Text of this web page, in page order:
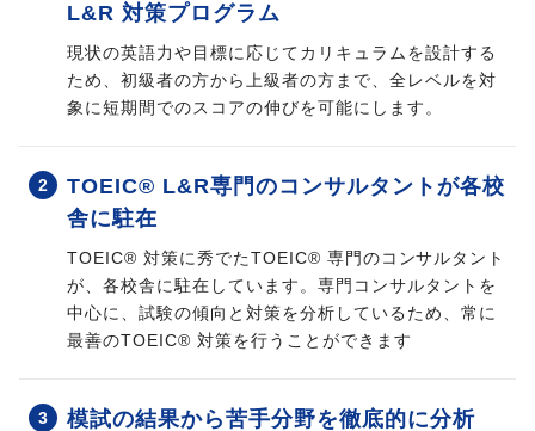
L&R 対策プログラム
現状の英語力や目標に応じてカリキュラムを設計する
ため、初級者の方から上級者の方まで、全レベルを対
象に短期間でのスコアの伸びを可能にします。
TOEIC® L&R専門のコンサルタントが各校
舎に駐在
TOEIC® 対策に秀でたTOEIC® 専門のコンサルタント
が、各校舎に駐在しています。専門コンサルタントを
中心に、試験の傾向と対策を分析しているため、常に
最善のTOEIC® 対策を行うことができます
模試の結果から苦手分野を徹底的に分析